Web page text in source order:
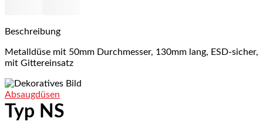
Beschreibung
Metalldüse mit 50mm Durchmesser, 130mm lang, ESD-sicher,
mit Gittereinsatz
Absaugdüsen
Typ NS